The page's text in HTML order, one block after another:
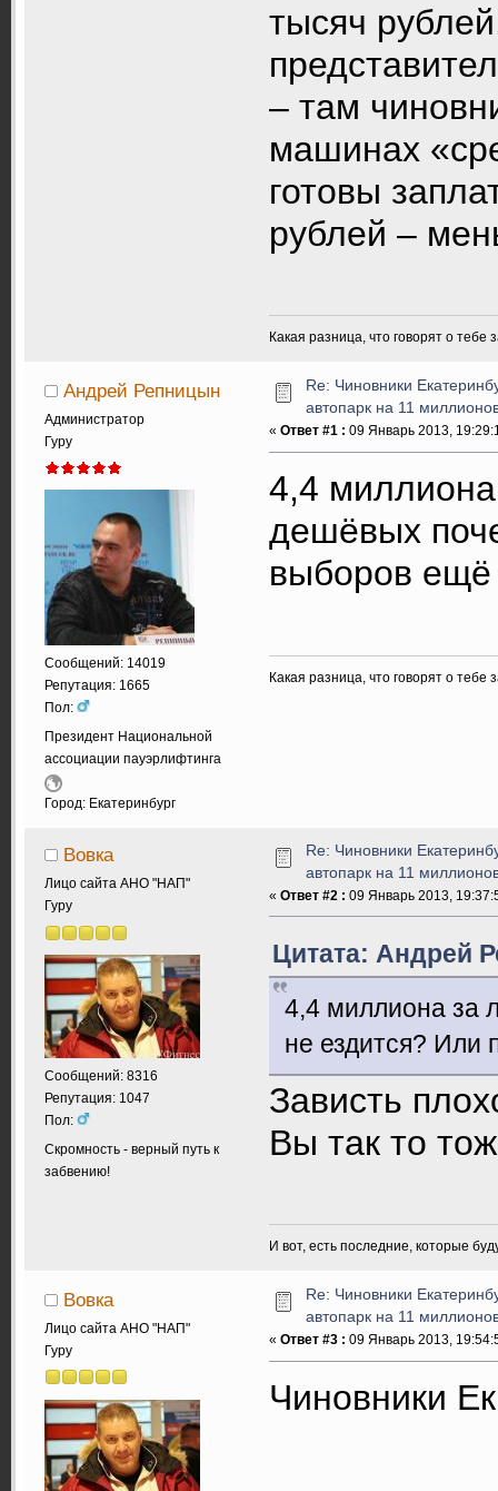
тысяч
– там
машинах
готовы
рублей –
Какая разница, что говорят о
Андрей Репницын
Администратор
Гуру
Сообщений: 14019
Репутация: 1665
Пол:
Президент Национальной
ассоциации пауэрлифтинга
Город: Екатеринбург
Re: Чиновники
автопарк на 11
« Ответ #1 : 09 Январь 2013,
4,4 миллиона
дешёвых
выборов
Какая разница, что говорят о
Вовка
Лицо сайта АНО "НАП"
Гуру
Сообщений: 8316
Репутация: 1047
Пол:
Скромность - верный путь к
забвению!
Re: Чиновники
автопарк на 11
« Ответ #2 : 09 Январь 2013,
Цитата: Андрей
4,4 миллиона за
не ездится?
Зависть
Вы так то
И вот, есть последние, которые
Вовка
Лицо сайта АНО "НАП"
Гуру
Re: Чиновники
автопарк на 11
« Ответ #3 : 09 Январь 2013,
Чиновники